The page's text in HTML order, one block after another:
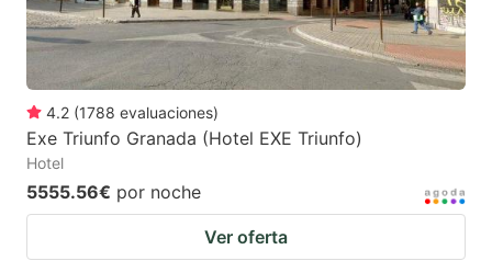
4.2 (1788 evaluaciones)
Exe Triunfo Granada (Hotel EXE Triunfo)
Hotel
5555.56€ por noche
Ver oferta